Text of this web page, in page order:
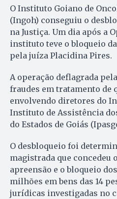
O Instituto Goiano de
(Ingoh) conseguiu o
na Justiça. Um dia após a
instituto teve o bloqueio
pela juíza Placidina Pires.
A operação deflagrada
fraudes em tratamento de
envolvendo diretores do
Instituto de Assistência
do Estados de Goiás
O desbloqueio foi
magistrada que concedeu
apreensão e o bloqueio
milhões em bens das 14
jurídicas investigadas no